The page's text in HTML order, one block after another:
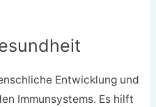
Entwicklung und
Immunsystems. Es hilft